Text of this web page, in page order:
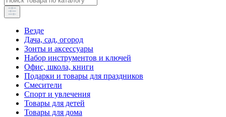
Везде
Дача, сад, огород
Зонты и аксессуары
Набор инструментов и ключей
Офис, школа, книги
Подарки и товары для праздников
Смесители
Спорт и увлечения
Товары для детей
Товары для дома